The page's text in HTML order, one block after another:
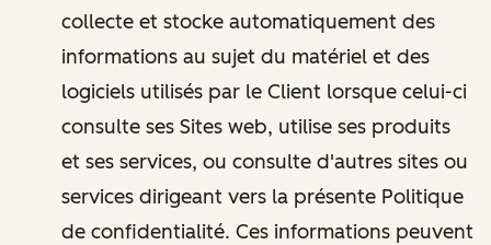
collecte et stocke automatiquement des
informations au sujet du matériel et des
logiciels utilisés par le Client lorsque celui-ci
consulte ses Sites web, utilise ses produits
et ses services, ou consulte d'autres sites ou
services dirigeant vers la présente Politique
de confidentialité. Ces informations peuvent